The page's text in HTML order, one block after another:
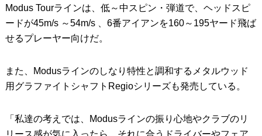
Modus Tourラインは、低～中スピン・弾道で、ヘッドスピ
ードが45m/s ～54m/s 、6番アイアンを160～195ヤード飛ば
せるプレーヤー向けだ。
また、Modusラインのしなり特性と調和するメタルウッド
用グラファイトシャフトRegioシリーズも発売している。
「私達の考えでは、Modusラインの振り心地やクラブのリ
リース感が気に入ったら、それに合うドライバーやフェア